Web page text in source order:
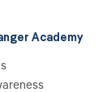
Academy